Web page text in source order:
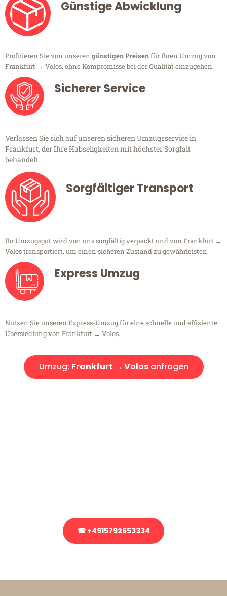
Günstige Abwicklung
Profitieren Sie von unseren günstigen Preisenfür Ihren Umzug von
Frankfurt → Volos, ohne Kompromisse bei der Qualität einzugehen.
Sicherer Service
Verlassen Sie sich auf unseren sicheren Umzugsservice in
Frankfurt, der Ihre Habseligkeiten mit höchster Sorgfalt
behandelt.
Sorgfältiger Transport
Ihr Umzugsgut wird von uns sorgfältig verpackt und von Frankfurt →
Volos transportiert, um einen sicheren Zustand zu gewährleisten.
Express Umzug
Nutzen Sie unseren Express-Umzug für eine schnelle und effiziente
Übersiedlung von Frankfurt → Volos.
Umzug: Frankfurt → Volosanfragen
☎ +4915792653334